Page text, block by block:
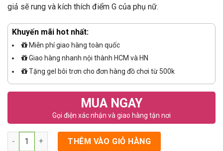
giả sẽ rung và kích thích điểm G của phụ nữ.
Khuyến mãi hot nhất:
Miễn phí giao hàng toàn quốc
Giao hàng nhanh nội thành HCM và HN
Tặng gel bôi trơn cho đơn hàng đồ chơi từ 500k
MUA NGAY
Gọi điện xác nhận và giao hàng tận nơi
Số lượng THÊM VÀO GIỎ HÀNG